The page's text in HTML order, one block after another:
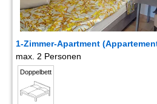
1-Zimmer-Apartment
max. 2 Personen
Doppelbett